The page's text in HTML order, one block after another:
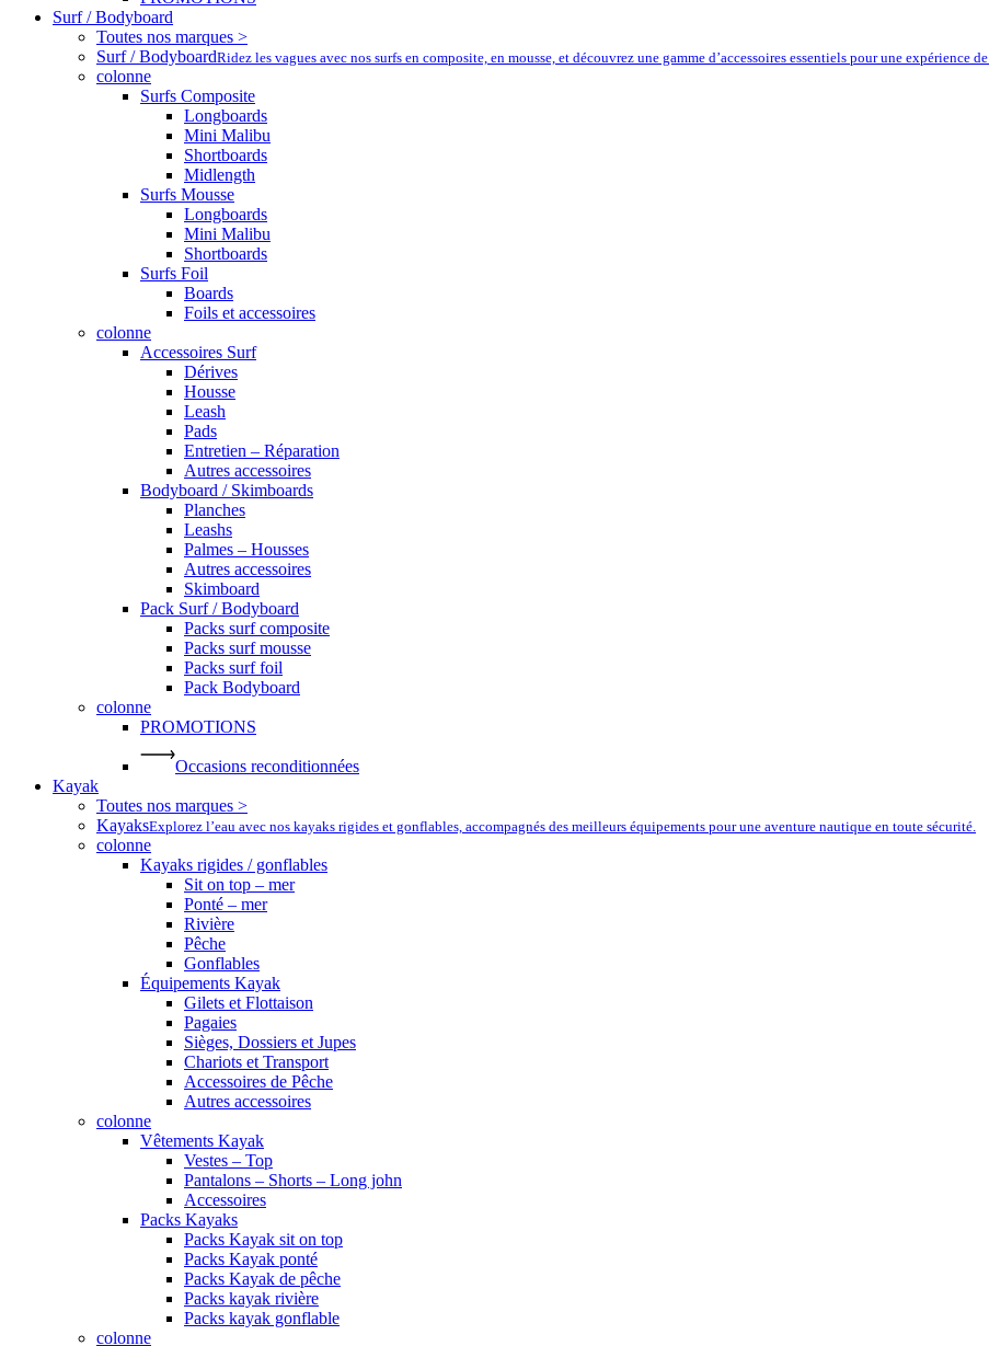
Surf / Bodyboard
Toutes nos marques >
Surf / BodyboardRidez les vagues avec nos surfs en composite, en mousse, et découvrez une gamme d’accessoires essentiels pour une expérience
colonne
Surfs Composite
Longboards
Mini Malibu
Shortboards
Midlength
Surfs Mousse
Longboards
Mini Malibu
Shortboards
Surfs Foil
Boards
Foils et accessoires
colonne
Accessoires Surf
Dérives
Housse
Leash
Pads
Entretien – Réparation
Autres accessoires
Bodyboard / Skimboards
Planches
Leashs
Palmes – Housses
Autres accessoires
Skimboard
Pack Surf / Bodyboard
Packs surf composite
Packs surf mousse
Packs surf foil
Pack Bodyboard
colonne
PROMOTIONS
Occasions reconditionnées
Kayak
Toutes nos marques >
KayaksExplorez l’eau avec nos kayaks rigides et gonflables, accompagnés des meilleurs équipements pour une aventure nautique en toute sécurité.
colonne
Kayaks rigides / gonflables
Sit on top – mer
Ponté – mer
Rivière
Pêche
Gonflables
Équipements Kayak
Gilets et Flottaison
Pagaies
Sièges, Dossiers et Jupes
Chariots et Transport
Accessoires de Pêche
Autres accessoires
colonne
Vêtements Kayak
Vestes – Top
Pantalons – Shorts – Long john
Accessoires
Packs Kayaks
Packs Kayak sit on top
Packs Kayak ponté
Packs Kayak de pêche
Packs kayak rivière
Packs kayak gonflable
colonne